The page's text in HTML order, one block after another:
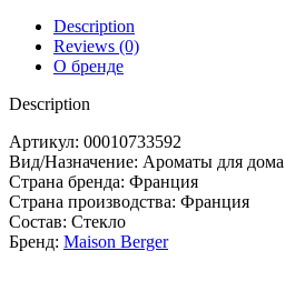
Description
Reviews (0)
О бренде
Description
Артикул: 00010733592
Вид/Назначение: Ароматы для дома
Страна бренда: Франция
Страна производства: Франция
Состав: Стекло
Бренд: Maison Berger